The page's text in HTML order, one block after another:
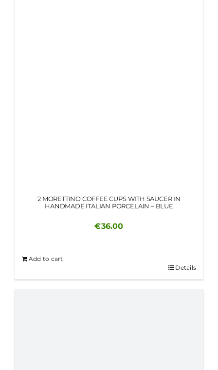
2 MORETTINO COFFEE CUPS WITH SAUCER IN
HANDMADE ITALIAN PORCELAIN – BLUE
€36.00
Add to cart
Details